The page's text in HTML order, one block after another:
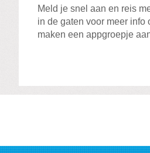
Meld je snel aan en reis
in de gaten voor meer info
maken een appgroepje